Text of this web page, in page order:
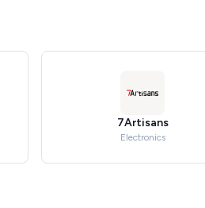
7Artisans
Electronics